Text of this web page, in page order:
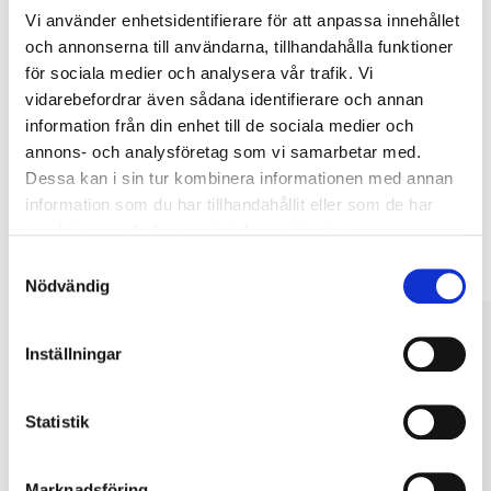
Vi använder enhetsidentifierare för att anpassa innehållet
och annonserna till användarna, tillhandahålla funktioner
för sociala medier och analysera vår trafik. Vi
vidarebefordrar även sådana identifierare och annan
information från din enhet till de sociala medier och
annons- och analysföretag som vi samarbetar med.
Dessa kan i sin tur kombinera informationen med annan
information som du har tillhandahållit eller som de har
Nödvändig
Inställningar
Statistik
Köp & Hämta
Köp & Hämta i ditt varuhus inom 2 timmar! För mer information om
tjänsten och våra villkor.
LÄS MER
Andra kunder köpte också